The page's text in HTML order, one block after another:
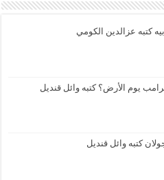
كتبه عزالدين الكومي
يوم الأرض؟ كتبه وائل قنديل
كتبه وائل قنديل